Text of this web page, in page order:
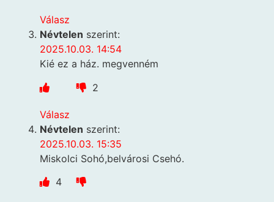
Válasz
Névtelen szerint:
2025.10.03. 14:54
Kié ez a ház. megvenném
2
Válasz
Névtelen szerint:
2025.10.03. 15:35
Miskolci Sohó,belvárosi Csehó.
4